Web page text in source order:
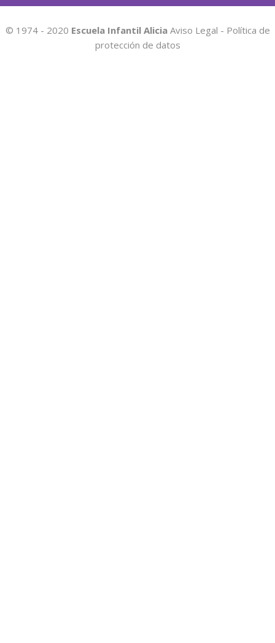
© 1974 - 2020 Escuela Infantil Alicia Aviso Legal - Política de
protección de datos